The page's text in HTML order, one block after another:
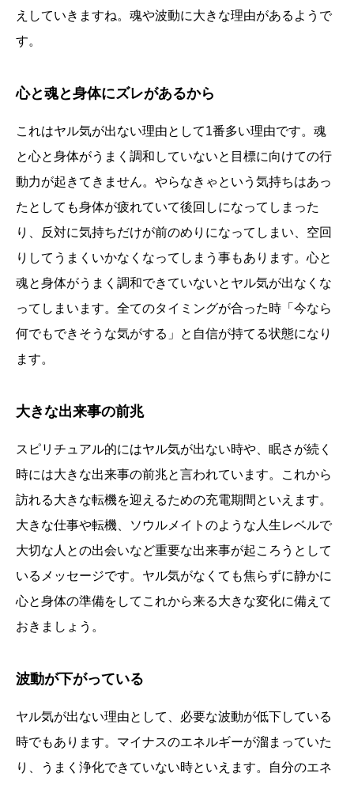
えしていきますね。魂や波動に大きな理由があるようで
す。
心と魂と身体にズレがあるから
これはヤル気が出ない理由として1番多い理由です。魂
と心と身体がうまく調和していないと目標に向けての行
動力が起きてきません。やらなきゃという気持ちはあっ
たとしても身体が疲れていて後回しになってしまった
り、反対に気持ちだけが前のめりになってしまい、空回
りしてうまくいかなくなってしまう事もあります。心と
魂と身体がうまく調和できていないとヤル気が出なくな
ってしまいます。全てのタイミングが合った時「今なら
何でもできそうな気がする」と自信が持てる状態になり
ます。
大きな出来事の前兆
スピリチュアル的にはヤル気が出ない時や、眠さが続く
時には大きな出来事の前兆と言われています。これから
訪れる大きな転機を迎えるための充電期間といえます。
大きな仕事や転機、ソウルメイトのような人生レベルで
大切な人との出会いなど重要な出来事が起ころうとして
いるメッセージです。ヤル気がなくても焦らずに静かに
心と身体の準備をしてこれから来る大きな変化に備えて
おきましょう。
波動が下がっている
ヤル気が出ない理由として、必要な波動が低下している
時でもあります。マイナスのエネルギーが溜まっていた
り、うまく浄化できていない時といえます。自分のエネ